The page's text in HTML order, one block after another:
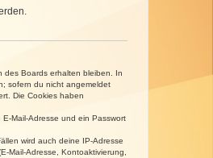
des Boards erhalten bleiben. In
sofern du nicht angemeldet
Die Cookies haben
Mail-Adresse und ein Passwort
wird auch deine IP-Adresse
Mail-Adresse, Kontoaktivierung,